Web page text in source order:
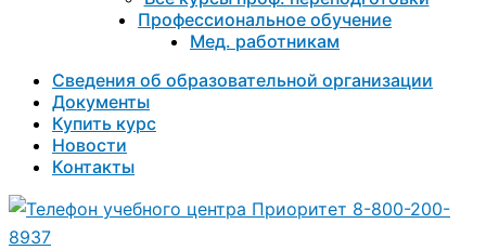
Профессиональное обучение
Мед. работникам
Сведения об образовательной организации
Документы
Купить курс
Новости
Контакты
8-800-200-
8937